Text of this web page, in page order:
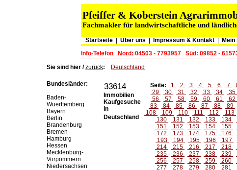
Pfeiffer & Koberstein
Fachmakler für landwirtschaftliche und
Startseite| Über uns Impressum & Kontakt|
Info-Telefon
Nord: 04503 - 7793957 Süd: 09852 -
Sie sind hier /zurück: Deutschland
Bundesländer:
Baden-
Wuerttemberg
Bayern
Berlin
Brandenburg
Bremen
Hamburg
Hessen
Mecklenburg-
Vorpommern
Niedersachsen
33614
Immobilien
Kaufgesuche
in
Deutschland
Seite: 1 2 3 4 5 6 7
29
30 31 32 33 34 35
56
57 58 59 60 61 62
83
84 85 86 87 88 89
108
109 110 111 112 113
130
131 132 133 134
151
152 153 154 155
172
173 174 175 176
193
194 195 196 197
214
215 216 217 218
235
236 237 238 239
256
257 258 259 260
277
278 279 280 281